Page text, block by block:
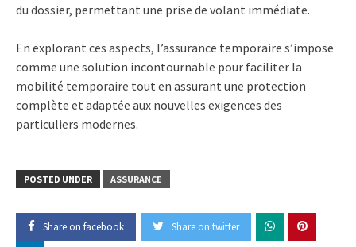
du dossier, permettant une prise de volant immédiate.
En explorant ces aspects, l’assurance temporaire s’impose
comme une solution incontournable pour faciliter la
mobilité temporaire tout en assurant une protection
complète et adaptée aux nouvelles exigences des
particuliers modernes.
POSTED UNDER ASSURANCE
Share on facebook Share on twitter